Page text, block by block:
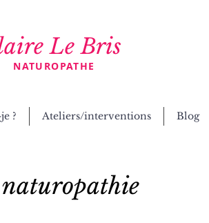
NATUROPATHE
Le Bris
? Ateliers/interventions Blog